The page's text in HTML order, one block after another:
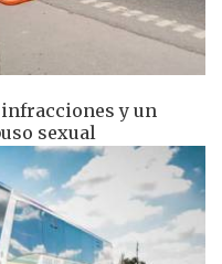
y un
sexual